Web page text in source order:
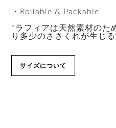
・Rollable & Packable
*ラフィアは天然素材のた
り多少のささくれが生じ
サイズについて